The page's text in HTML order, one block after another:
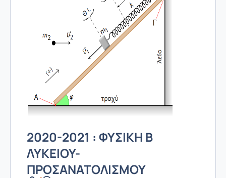
2020-2021 : ΦΥΣΙΚΗ Β
ΛΥΚΕΙΟΥ-
ΠΡΟΣΑΝΑΤΟΛΙΣΜΟΥ